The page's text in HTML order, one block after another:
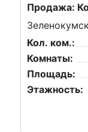
Продажа:
Кол. ком.:
Комнаты:
Площадь:
Этажность: